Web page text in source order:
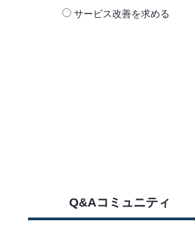
サービス改善を求める
Q&Aコミュニティ